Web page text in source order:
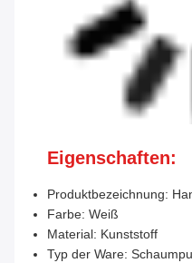
Eigenschaften:
Produktbezeichnung:
Farbe: Weiß
Material: Kunststoff
Typ der Ware: